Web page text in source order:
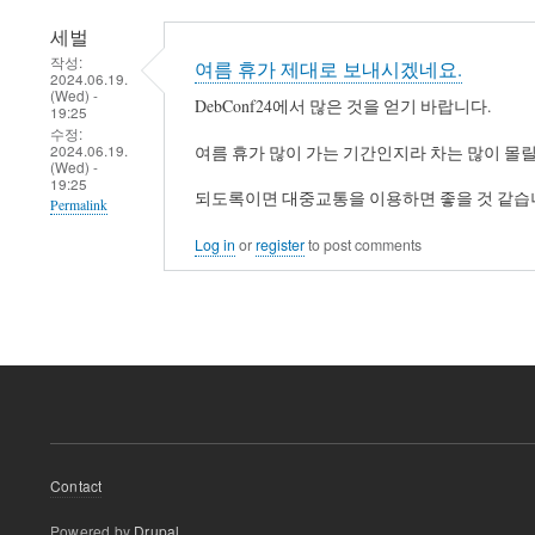
세벌
작성:
2024.06.19.
(Wed) -
19:25
수정:
2024.06.19.
(Wed) -
19:25
Permalink
여름 휴가 제대로 보내시겠네요.
DebConf24에서 많은 것을 얻기 바랍니다.
여름 휴가 많이 가는 기간인지라 차는 많이 몰
되도록이면 대중교통을 이용하면 좋을 것 같습
Log in orregisterto post comments
Footer
Contact